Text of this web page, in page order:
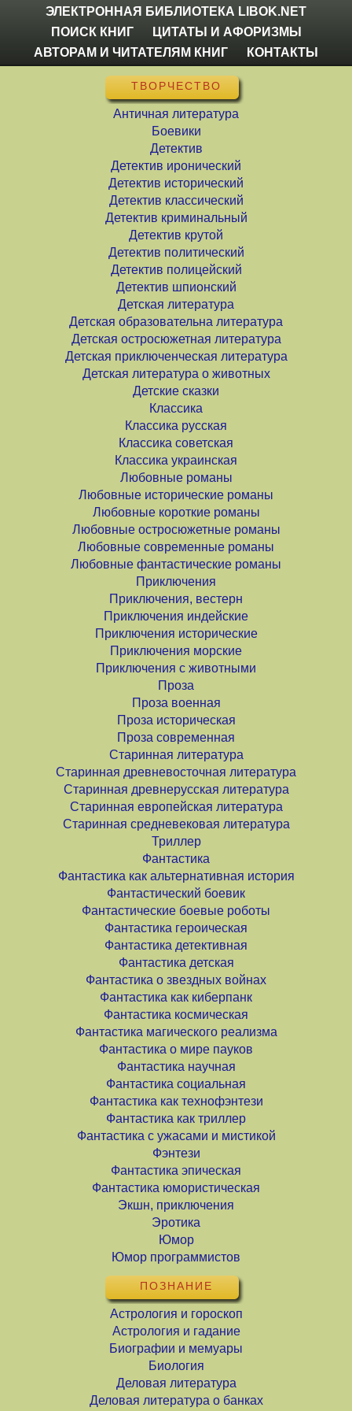
ЭЛЕКТРОННАЯ БИБЛИОТЕКА LIBOK.NET
ПОИСК КНИГ
ЦИТАТЫ И АФОРИЗМЫ
АВТОРАМ И ЧИТАТЕЛЯМ КНИГ
КОНТАКТЫ
ТВОРЧЕСТВО
Античная литература
Боевики
Детектив
Детектив иронический
Детектив исторический
Детектив классический
Детектив криминальный
Детектив крутой
Детектив политический
Детектив полицейский
Детектив шпионский
Детская литература
Детская образовательна литература
Детская остросюжетная литература
Детская приключенческая литература
Детская литература о животных
Детские сказки
Классика
Классика русская
Классика советская
Классика украинская
Любовные романы
Любовные исторические романы
Любовные короткие романы
Любовные остросюжетные романы
Любовные современные романы
Любовные фантастические романы
Приключения
Приключения, вестерн
Приключения индейские
Приключения исторические
Приключения морские
Приключения с животными
Проза
Проза военная
Проза историческая
Проза современная
Старинная литература
Старинная древневосточная литература
Старинная древнерусская литература
Старинная европейская литература
Старинная средневековая литература
Триллер
Фантастика
Фантастика как альтернативная история
Фантастический боевик
Фантастические боевые роботы
Фантастика героическая
Фантастика детективная
Фантастика детская
Фантастика о звездных войнах
Фантастика как киберпанк
Фантастика космическая
Фантастика магического реализма
Фантастика о мире пауков
Фантастика научная
Фантастика социальная
Фантастика как технофэнтези
Фантастика как триллер
Фантастика с ужасами и мистикой
Фэнтези
Фантастика эпическая
Фантастика юмористическая
Экшн, приключения
Эротика
Юмор
Юмор программистов
ПОЗНАНИЕ
Астрология и гороскоп
Астрология и гадание
Биографии и мемуары
Биология
Деловая литература
Деловая литература о банках